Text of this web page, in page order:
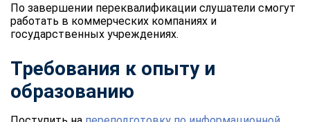
По завершении переквалификации слушатели смогут
работать в коммерческих компаниях и
государственных учреждениях.
Требования к опыту и
образованию